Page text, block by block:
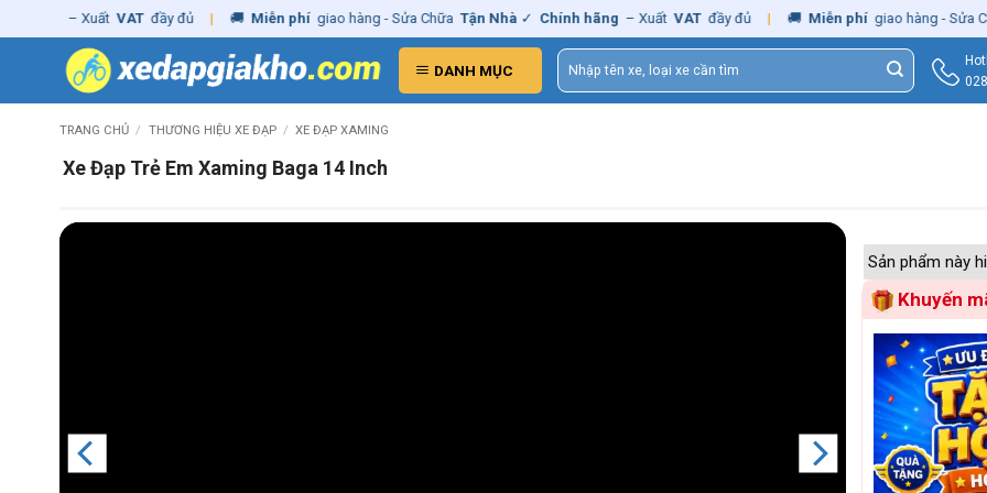
to
– Xuất VAT đầy đủ | 🚚 Miễn phí giao hàng - Sửa Chữa Tận Nhà ✓ Chính hãng – Xuất VAT đầy đủ | 🚚 Miễn phí giao hàng - Sửa Chữa
DANH MỤC
Tìm
kiếm:
TRANG CHỦ / THƯƠNG HIỆU XE ĐẠP / XE ĐẠP XAMING
Xe Đạp Trẻ Em Xaming Baga 14 Inch
Sản phẩm này
Khuyến